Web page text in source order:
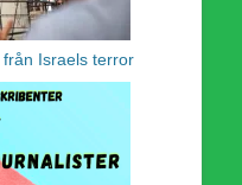
från Israels terror